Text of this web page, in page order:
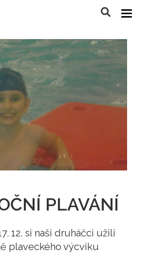
PLAVÁNÍ
12. si naši druháčci užili
plaveckého výcviku